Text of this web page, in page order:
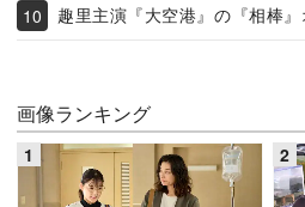
趣里主演『大空港』の『相棒』
画像ランキング